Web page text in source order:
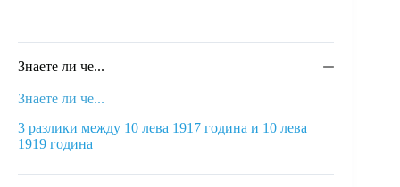
Знаете ли че...
Знаете ли че...
3 разлики между 10 лева 1917 година и 10 лева
1919 година